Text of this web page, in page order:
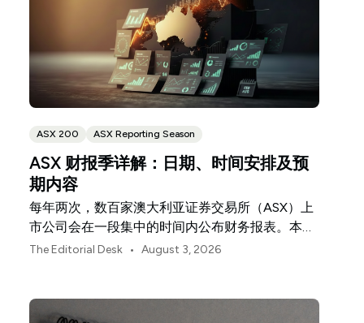
ASX 200 ASX Reporting Season
ASX 财报季详解：日期、时间安排及预
期内容
每年两次，数百家澳大利亚证券交易所（ASX）上
市公司会在一段集中的时间内公布财务报表。本指
南将为您解析财报季的运作机制、财报发布的内容
The Editorial Desk • August 3, 2026